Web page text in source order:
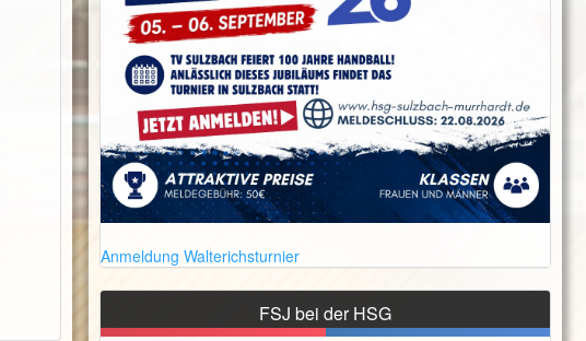
Anmeldung Walterichsturnier
FSJ bei der HSG